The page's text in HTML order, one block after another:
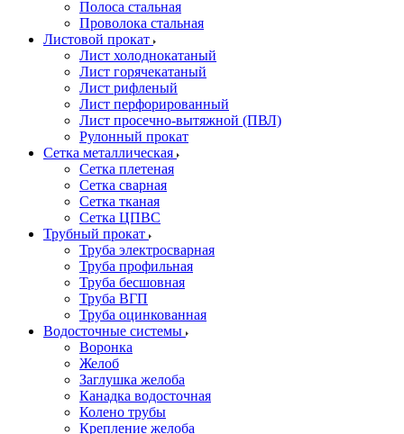
Полоса стальная
Проволока стальная
Листовой прокат
Лист холоднокатаный
Лист горячекатаный
Лист рифленый
Лист перфорированный
Лист просечно-вытяжной (ПВЛ)
Рулонный прокат
Сетка металлическая
Сетка плетеная
Сетка сварная
Сетка тканая
Сетка ЦПВС
Трубный прокат
Труба электросварная
Труба профильная
Труба бесшовная
Труба ВГП
Труба оцинкованная
Водосточные системы
Воронка
Желоб
Заглушка желоба
Канадка водосточная
Колено трубы
Крепление желоба